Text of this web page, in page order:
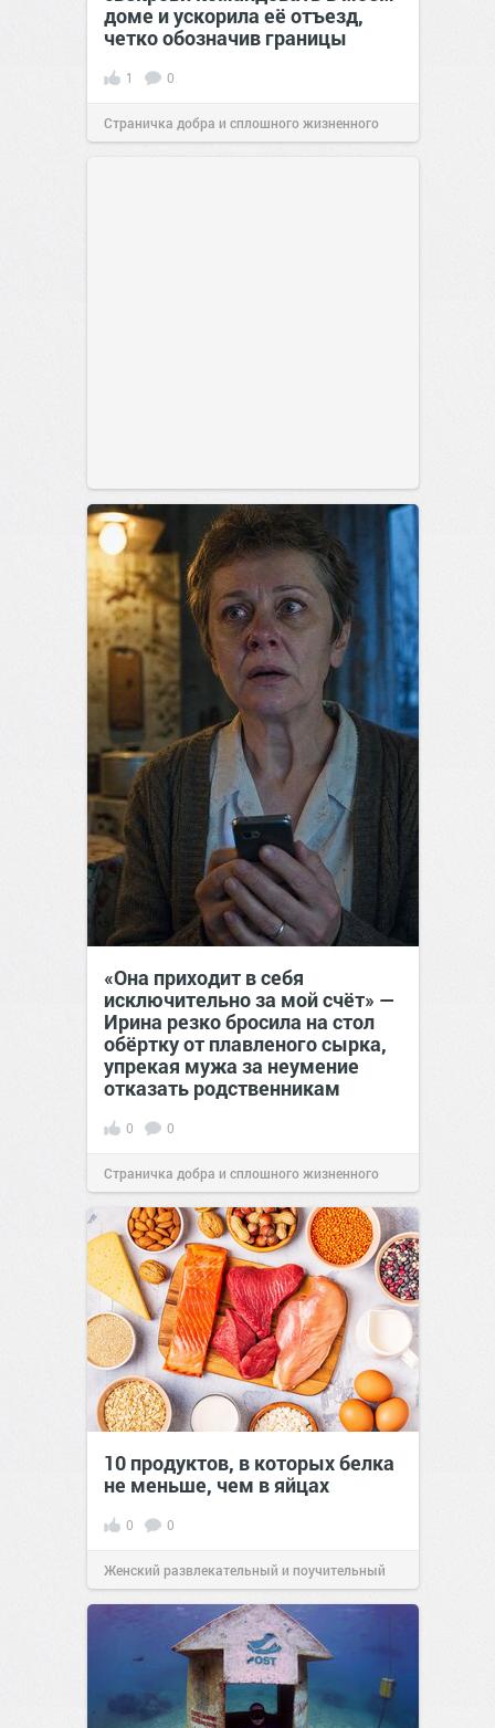
доме и ускорила её отъезд,
четко обозначив границы
1 0
Страничка добра и сплошного жизненного
«Она приходит в себя
исключительно за мой счёт» —
Ирина резко бросила на стол
обёртку от плавленого сырка,
упрекая мужа за неумение
отказать родственникам
0 0
Страничка добра и сплошного жизненного
позитива!00:28Сегодня
10 продуктов, в которых белка
не меньше, чем в яйцах
0 0
Женский развлекательный и поучительный
сайт.23:42Вчера